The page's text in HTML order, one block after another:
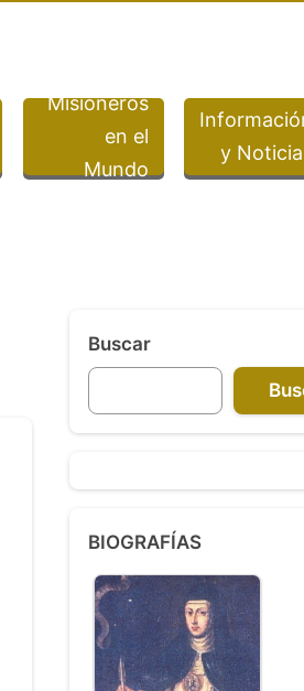
Misioneros
en el
Mundo
y
Buscar
BIOGRAFÍAS